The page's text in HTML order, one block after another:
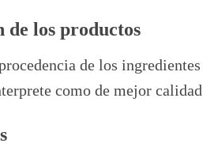
de los productos
de los
como de mejor